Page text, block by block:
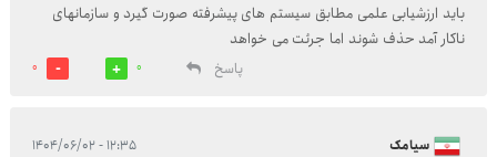
باید ارزشیابی علمی مطابق سیستم های پیشرفته صورت گیرد و سازمانهای
ناکار آمد حذف شوند اما جرئت می خواهد
پاسخ
0
0
سیامک ۱۲:۳۵ - ۱۴۰۴/۰۶/۰۲